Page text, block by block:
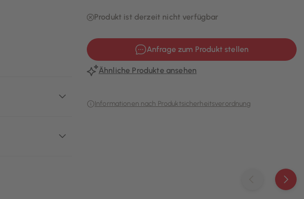
Produkt ist derzeit nicht verfügbar
Anfrage zum Produkt stellen
Ähnliche Produkte ansehen
Informationen nach Produktsicherheitsverordnung